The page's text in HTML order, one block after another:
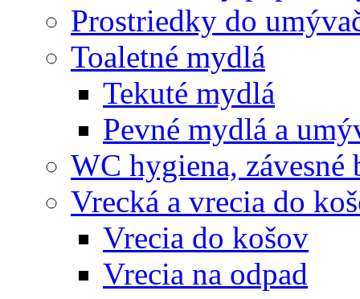
Prostriedky do
Toaletné mydlá
Tekuté mydlá
Pevné mydlá a
WC hygiena, závesné
Vrecká a vrecia do
Vrecia do košov
Vrecia na odpad